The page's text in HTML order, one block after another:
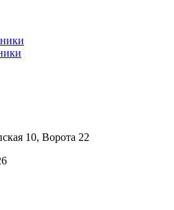
10, Ворота 22